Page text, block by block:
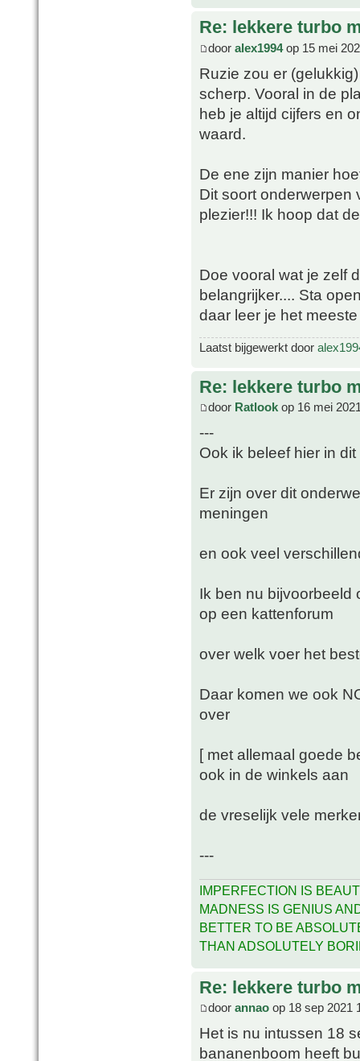
Re: lekkere turbo
door alex1994op 15 mei
Ruzie zou er
scherp. Vooral in de
heb je altijd cijfers en
waard.
De ene zijn manier
Dit soort onderwerpen
plezier!!! Ik hoop dat
Doe vooral wat je zelf
belangrijker.... Sta
daar leer je het
Laatst bijgewerkt door
Re: lekkere turbo
door Ratlook op 16 mei
---
Ook ik beleef hier in
Er zijn over dit
meningen
en ook veel
Ik ben nu bijvoorbeeld
op een kattenforum
over welk voer het
Daar komen we ook
over
[ met allemaal goede
ook in de winkels aan
de vreselijk vele
---
IMPERFECTION IS
MADNESS IS GENIUS
BETTER TO BE
THAN ADSOLUTELY
Re: lekkere turbo
door annao op 18 sep 2021
Het is nu intussen 18
bananenboom heeft